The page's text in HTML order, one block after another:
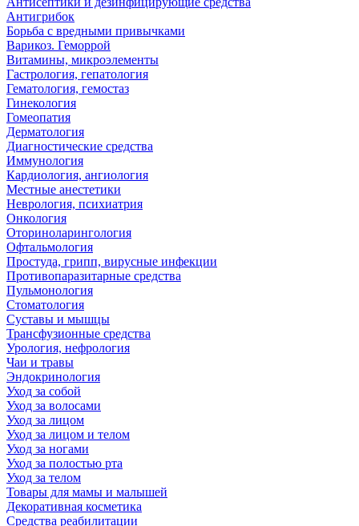
Антигрибок
Борьба с вредными привычками
Варикоз. Геморрой
Витамины, микроэлементы
Гастрология, гепатология
Гематология, гемостаз
Гинекология
Гомеопатия
Дерматология
Диагностические средства
Иммунология
Кардиология, ангиология
Местные анестетики
Неврология, психиатрия
Онкология
Оториноларингология
Офтальмология
Простуда, грипп, вирусные инфекции
Противопаразитарные средства
Пульмонология
Стоматология
Суставы и мышцы
Трансфузионные средства
Урология, нефрология
Чаи и травы
Эндокринология
Уход за собой
Уход за волосами
Уход за лицом
Уход за лицом и телом
Уход за ногами
Уход за полостью рта
Уход за телом
Товары для мамы и малышей
Декоративная косметика
Средства реабилитации